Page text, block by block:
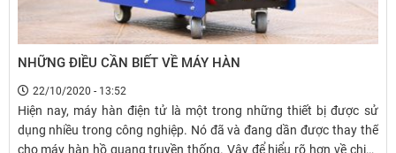
NHỮNG ĐIỀU CẦN BIẾT VỀ MÁY HÀN
22/10/2020 - 13:52
Hiện nay, máy hàn điện tử là một trong những thiết bị được sử
dụng nhiều trong công nghiệp. Nó đã và đang dần được thay thế
cho máy hàn hồ quang truyền thống. Vậy để hiểu rõ hơn về chiếc